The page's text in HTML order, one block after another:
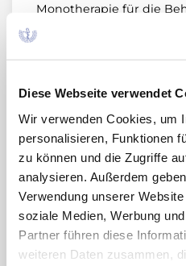
Diese Webseite verwendet
Wir verwenden Cookies, um
personalisieren, Funktionen
zu können und die Zugriffe
analysieren. Außerdem
Verwendung unserer
soziale Medien, Werbung
Partner führen diese
weiteren Daten zusammen,
Monotherapie für die
erwachsenen
Mutationen in der
metastasiertes
Nach Abwägung des
und des Schadens sieht
lediglich einen geringen
nach derzeitiger
durch Effekte zu den
Nebenwirkungen
Ergebnissicherheit wird